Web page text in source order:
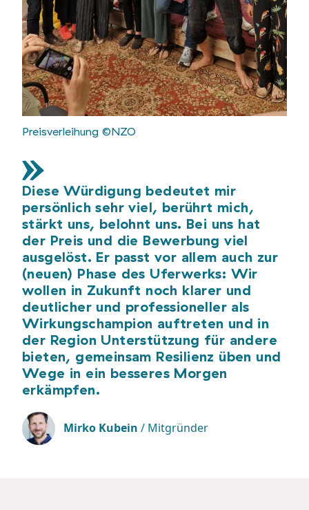
Preisverleihung ©NZO
Diese Würdigung bedeutet mir
persönlich sehr viel, berührt mich,
stärkt uns, belohnt uns. Bei uns hat
der Preis und die Bewerbung viel
ausgelöst. Er passt vor allem auch zur
(neuen) Phase des Uferwerks: Wir
wollen in Zukunft noch klarer und
deutlicher und professioneller als
Wirkungschampion auftreten und in
der Region Unterstützung für andere
bieten, gemeinsam Resilienz üben und
Wege in ein besseres Morgen
erkämpfen.
Mirko Kubein / Mitgründer